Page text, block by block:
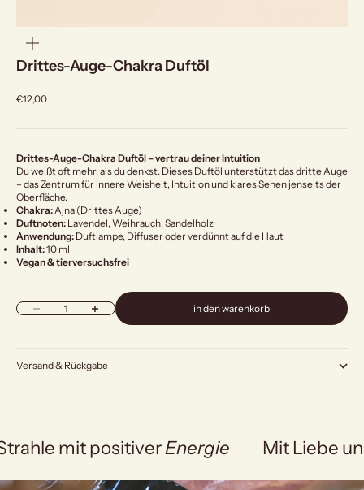
Drittes-Auge-Chakra Duftöl
Angebot
€12,00
Drittes-Auge-Chakra Duftöl – vertrau deiner Intuition
Du weißt oft mehr, als du denkst. Dieses Duftöl unterstützt das dritte Auge
– das Zentrum für innere Weisheit, Intuition und klares Sehen jenseits der
Oberfläche.
Chakra:Ajna (Drittes Auge)
Duftnoten: Lavendel, Weihrauch, Sandelholz
Anwendung: Duftlampe, Diffuser oder verdünnt auf die Haut
Inhalt:10 ml
Vegan & tierversuchsfrei
Anzahl verringernAnzahl erhöhen in den warenkorb
Versand & Rückgabe
mit positiverEnergie Mit Liebe